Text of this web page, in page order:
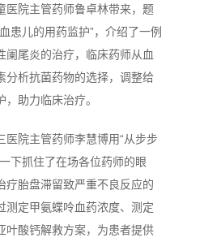
医院主管药师鲁卓林带来，题
患儿的用药监护”，介绍了一例
阑尾炎的治疗，临床药师从血
分析抗菌药物的选择，调整给
助力临床治疗。
医院主管药师李慧博用“从步步
下抓住了在场各位药师的眼
疗胎盘滞留致严重不良反应的
测定甲氨蝶呤血药浓度、测定
叶酸钙解救方案，为患者提供